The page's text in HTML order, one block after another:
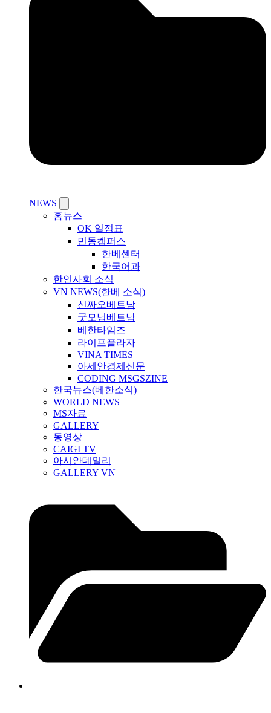
NEWS
홈뉴스
OK 일정표
민동켐퍼스
한베센터
한국어과
한인사회 소식
VN NEWS(한베 소식)
신짜오베트남
굿모닝베트남
베한타임즈
라이프플라자
VINA TIMES
아세안경제신문
CODING MSGSZINE
한국뉴스(베한소식)
WORLD NEWS
MS자료
GALLERY
동영상
CAIGI TV
아시안데일리
GALLERY VN